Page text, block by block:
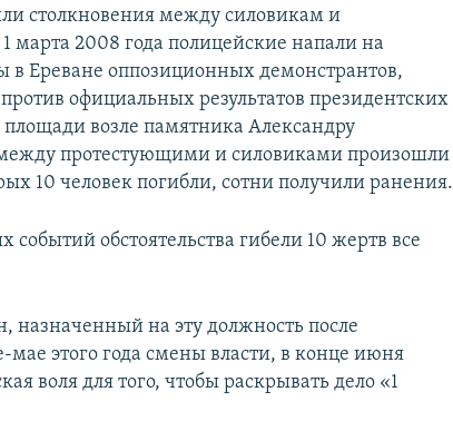
столкновения между силовикам и
марта 2008 года полицейские напали на
Ереване оппозиционных демонстрантов,
официальных результатов президентских
возле памятника Александру
протестующими и силовиками произошли
10 человек погибли, сотни получили ранения.
событий обстоятельства гибели 10 жертв все
назначенный на эту должность после
этого года смены власти, в конце июня
воля для того, чтобы раскрывать дело «1